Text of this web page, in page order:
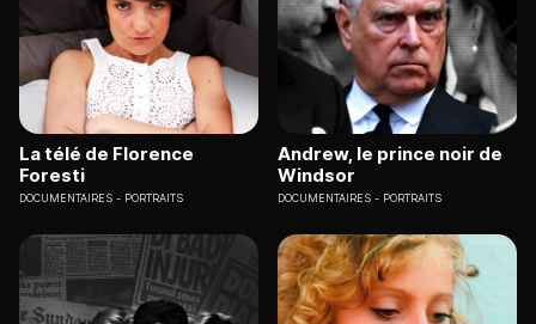
La télé de Florence
Foresti
DOCUMENTAIRES PORTRAITS
Andrew, le prince noir de
Windsor
DOCUMENTAIRES PORTRAITS